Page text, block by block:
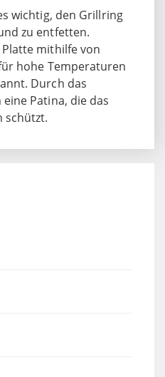
wichtig, den Grillring
zu entfetten.
mithilfe von
hohe Temperaturen
Durch das
Patina, die das
schützt.